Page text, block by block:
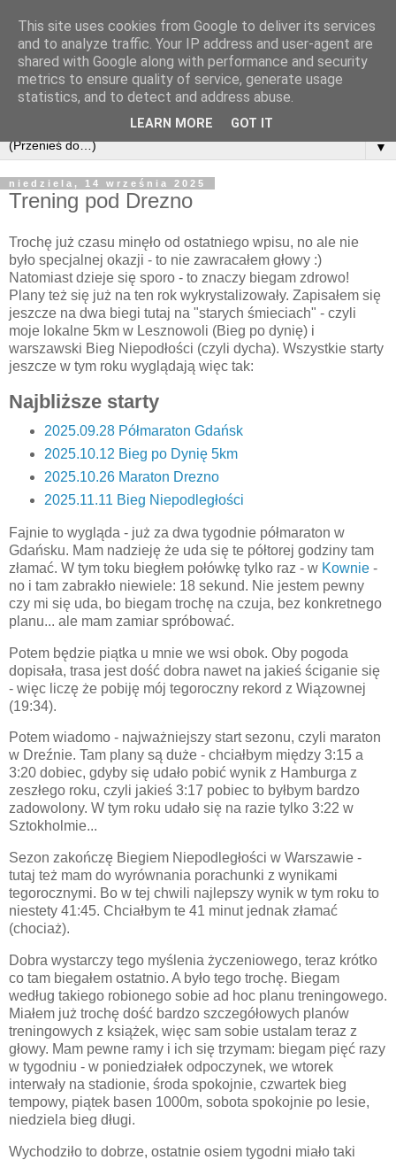
▼
niedziela, 14 września 2025
Trening pod Drezno
Trochę już czasu minęło od ostatniego wpisu, no ale nie
było specjalnej okazji - to nie zawracałem głowy :)
Natomiast dzieje się sporo - to znaczy biegam zdrowo!
Plany też się już na ten rok wykrystalizowały. Zapisałem się
jeszcze na dwa biegi tutaj na "starych śmieciach" - czyli
moje lokalne 5km w Lesznowoli (Bieg po dynię) i
warszawski Bieg Niepodłości (czyli dycha). Wszystkie starty
jeszcze w tym roku wyglądają więc tak:
Najbliższe starty
2025.09.28 Półmaraton Gdańsk
2025.10.12 Bieg po Dynię 5km
2025.10.26 Maraton Drezno
2025.11.11 Bieg Niepodległości
Fajnie to wygląda - już za dwa tygodnie półmaraton w
Gdańsku. Mam nadzieję że uda się te półtorej godziny tam
złamać. W tym toku biegłem połówkę tylko raz - w Kownie -
no i tam zabrakło niewiele: 18 sekund. Nie jestem pewny
czy mi się uda, bo biegam trochę na czuja, bez konkretnego
planu... ale mam zamiar spróbować.
Potem będzie piątka u mnie we wsi obok. Oby pogoda
dopisała, trasa jest dość dobra nawet na jakieś ściganie się
- więc liczę że pobiję mój tegoroczny rekord z Wiązownej
(19:34).
Potem wiadomo - najważniejszy start sezonu, czyli maraton
w Dreźnie. Tam plany są duże - chciałbym między 3:15 a
3:20 dobiec, gdyby się udało pobić wynik z Hamburga z
zeszłego roku, czyli jakieś 3:17 pobiec to byłbym bardzo
zadowolony. W tym roku udało się na razie tylko 3:22 w
Sztokholmie...
Sezon zakończę Biegiem Niepodległości w Warszawie -
tutaj też mam do wyrównania porachunki z wynikami
tegorocznymi. Bo w tej chwili najlepszy wynik w tym roku to
niestety 41:45. Chciałbym te 41 minut jednak złamać
(chociaż).
Dobra wystarczy tego myślenia życzeniowego, teraz krótko
co tam biegałem ostatnio. A było tego trochę. Biegam
według takiego robionego sobie ad hoc planu treningowego.
Miałem już trochę dość bardzo szczegółowych planów
treningowych z książek, więc sam sobie ustalam teraz z
głowy. Mam pewne ramy i ich się trzymam: biegam pięć razy
w tygodniu - w poniedziałek odpoczynek, we wtorek
interwały na stadionie, środa spokojnie, czwartek bieg
tempowy, piątek basen 1000m, sobota spokojnie po lesie,
niedziela bieg długi.
Wychodziło to dobrze, ostatnie osiem tygodni miało taki
This site uses cookies from Google to deliver its services
and to analyze traffic. Your IP address and user-agent are
shared with Google along with performance and security
metrics to ensure quality of service, generate usage
statistics, and to detect and address abuse.
LEARN MORE GOT IT